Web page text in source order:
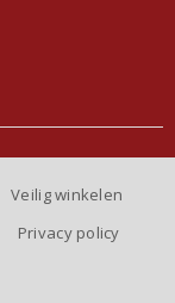
Veilig winkelen
Privacy policy